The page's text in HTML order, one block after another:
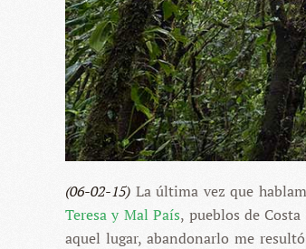
(06-02-15) La última vez que
Teresa y Mal País, pueblos de
aquel lugar, abandonarlo me